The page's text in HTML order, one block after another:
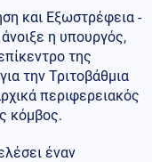
και Εξωστρέφεια -
η υπουργός,
της
την Τριτοβάθμια
περιφερειακός
κόμβος.
έναν